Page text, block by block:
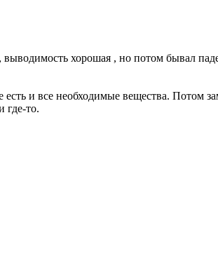
хорошая , но потом бывал
и все необходимые вещества. Потом
где-то.